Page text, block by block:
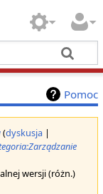
Pomoc
(dyskusja|
wersji (różn.)